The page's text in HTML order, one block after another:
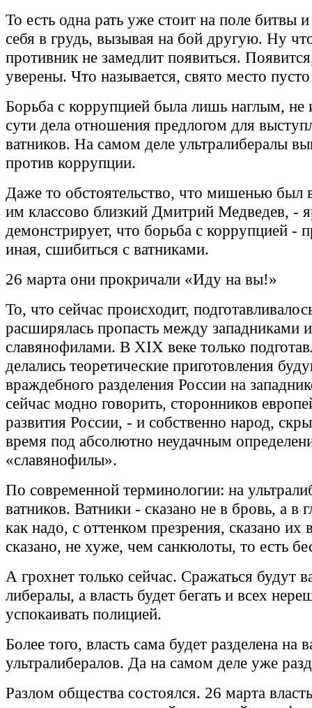
То есть одна рать уже стоит на поле битвы и
себя в грудь, вызывая на бой другую. Ну
противник не замедлит появиться.
уверены. Что называется, свято место
Борьба с коррупцией была лишь наглым,
сути дела отношения предлогом для
ватников. На самом деле ультралибералы
против коррупции.
Даже то обстоятельство, что мишенью был
им классово близкий Дмитрий Медведев, -
демонстрирует, что борьба с коррупцией -
иная, сшибиться с ватниками.
26 марта они прокричали «Иду на вы!»
То, что сейчас происходит,
расширялась пропасть между западниками и
славянофилами. В XIX веке только
делались теоретические приготовления
враждебного разделения России на
сейчас модно говорить, сторонников
развития России, - и собственно народ,
время под абсолютно неудачным
«славянофилы».
По современной терминологии: на
ватников. Ватники - сказано не в бровь, а в
как надо, с оттенком презрения, сказано их
сказано, не хуже, чем санкюлоты, то есть
А грохнет только сейчас. Сражаться будут
либералы, а власть будет бегать и всех
успокаивать полицией.
Более того, власть сама будет разделена на
ультралибералов. Да на самом деле уже
Разлом общества состоялся. 26 марта